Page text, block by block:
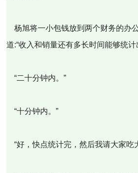
杨旭将一小包钱放到两个财务的办
道:“收入和销量还有多长时间能够统计
“二十分钟内。”
“十分钟内。”
“好，快点统计完，然后我请大家吃